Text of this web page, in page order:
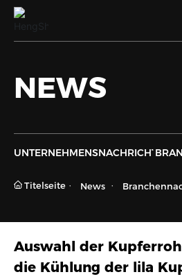
NEWS
UNTERNEHMENSNACHRICHTEN
Titelseite News
Auswahl der
die Kühlung der lila